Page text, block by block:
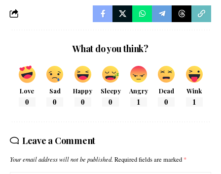
What do you think?
Love
0
Sad
0
Happy
0
Sleepy
0
Angry
1
Dead
0
Wink
1
Leave a Comment
Your email address will not be published. Required fields are marked *